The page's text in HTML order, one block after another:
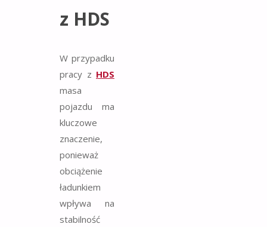
z HDS
W przypadku
pracy z HDS
masa
pojazdu ma
kluczowe
znaczenie,
ponieważ
obciążenie
ładunkiem
wpływa na
stabilność